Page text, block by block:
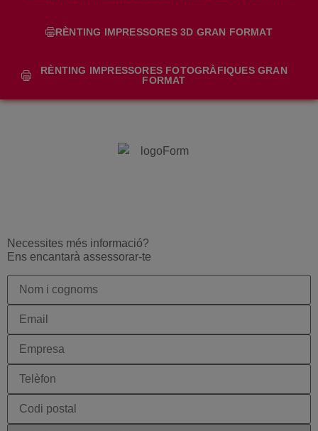
RÈNTING IMPRESSORES 3D GRAN FORMAT
RÈNTING IMPRESSORES FOTOGRÀFIQUES GRAN
FORMAT
Necessites més informació?
Ens encantarà assessorar-te